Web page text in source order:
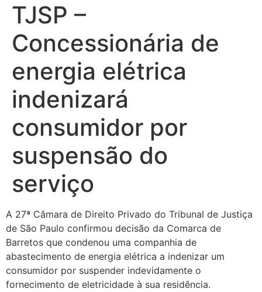
TJSP –
Concessionária de
energia elétrica
indenizará
consumidor por
suspensão do
serviço
A 27ª Câmara de Direito Privado do Tribunal de Justiça
de São Paulo confirmou decisão da Comarca de
Barretos que condenou uma companhia de
abastecimento de energia elétrica a indenizar um
consumidor por suspender indevidamente o
fornecimento de eletricidade à sua residência.